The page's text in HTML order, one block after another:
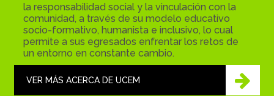
la responsabilidad social y la vinculación con la
comunidad, a través de su modelo educativo
socio-formativo, humanista e inclusivo, lo cual
permite a sus egresados enfrentar los retos de
un entorno en constante cambio.
VER MÁS ACERCA DE UCEM